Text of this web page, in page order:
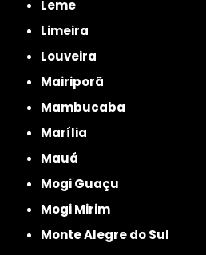
Leme
Limeira
Louveira
Mairiporã
Mambucaba
Marília
Mauá
Mogi Guaçu
Mogi Mirim
Monte Alegre do Sul